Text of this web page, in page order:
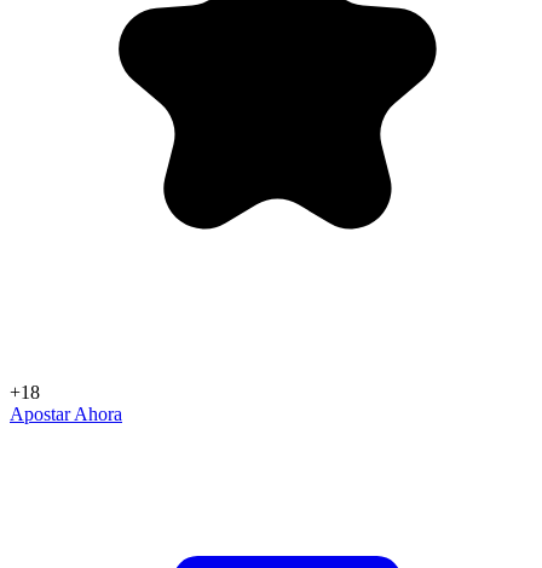
+18
Apostar Ahora